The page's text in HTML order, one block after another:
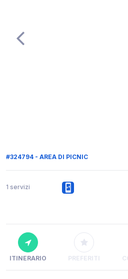
#324794 - AREA DI PICNIC
1 servizi
ITINERARIO PREFERITI